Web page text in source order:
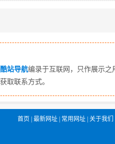
酷站导航编录于互联网，只作展示之
取联系方式。
首页 最新网址 常用网址 关于我们